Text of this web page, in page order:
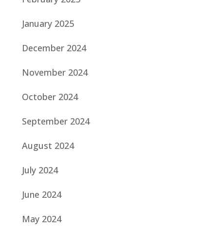
January 2025
December 2024
November 2024
October 2024
September 2024
August 2024
July 2024
June 2024
May 2024